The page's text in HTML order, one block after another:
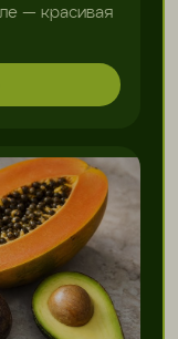
— красивая